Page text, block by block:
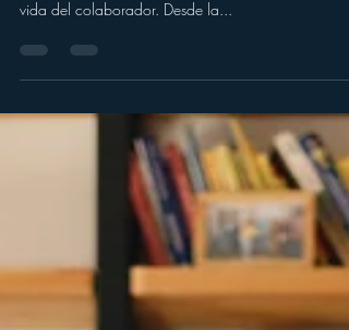
La importancia del plan de carrera tiene un papel
relevante como herramienta diferencial en el ciclo de